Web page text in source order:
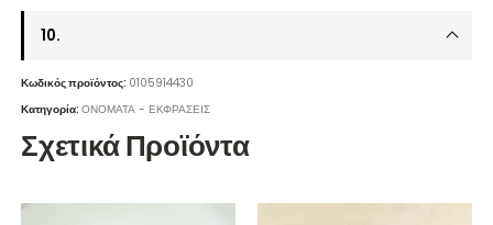
10.
Κωδικός προϊόντος: 0105914430
Κατηγορία:ΟΝΟΜΑΤΑ - ΕΚΦΡΑΣΕΙΣ
Σχετικά Προϊόντα